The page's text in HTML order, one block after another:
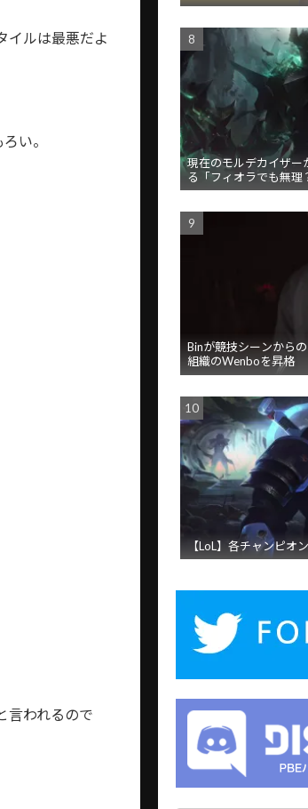
イルは最悪だよ
い。
言われるので
現在のモルデカイザー
る「フィオラでも無理
Binが競技シーンから
組織のWenboを昇格
【LoL】各チャンピオ